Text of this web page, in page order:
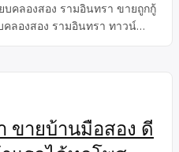
บคลองสอง รามอินทรา ขายถูกกู้
คลองสอง รามอินทรา ทาวน์
ขายบ้านมือสอง ดี